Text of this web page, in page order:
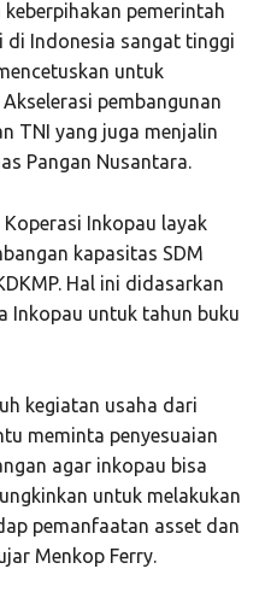
pemerintah
di Indonesia sangat tinggi
untuk
pembangunan
TNI yang juga menjalin
Pangan Nusantara.
Inkopau layak
kapasitas SDM
Hal ini didasarkan
Inkopau untuk tahun buku
kegiatan usaha dari
meminta penyesuaian
agar inkopau bisa
untuk melakukan
pemanfaatan asset dan
Menkop Ferry.